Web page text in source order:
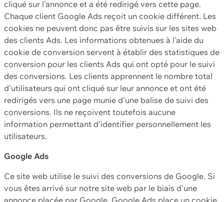
cliqué sur l'annonce et a été redirigé vers cette page.
Chaque client Google Ads reçoit un cookie différent. Les
cookies ne peuvent donc pas être suivis sur les sites web
des clients Ads. Les informations obtenues à l'aide du
cookie de conversion servent à établir des statistiques de
conversion pour les clients Ads qui ont opté pour le suivi
des conversions. Les clients apprennent le nombre total
d'utilisateurs qui ont cliqué sur leur annonce et ont été
redirigés vers une page munie d'une balise de suivi des
conversions. Ils ne reçoivent toutefois aucune
information permettant d'identifier personnellement les
utilisateurs.
Google Ads
Ce site web utilise le suivi des conversions de Google. Si
vous êtes arrivé sur notre site web par le biais d'une